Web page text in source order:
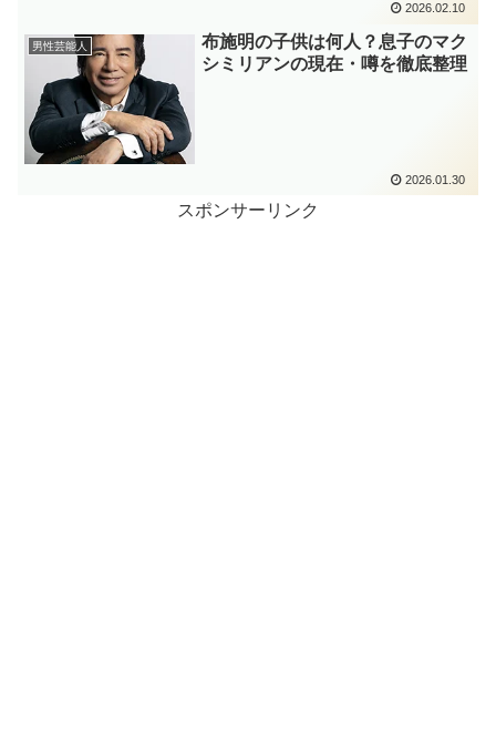
2026.02.10
男性芸能人
布施明の子供は何人？息子のマク
シミリアンの現在・噂を徹底整理
2026.01.30
スポンサーリンク